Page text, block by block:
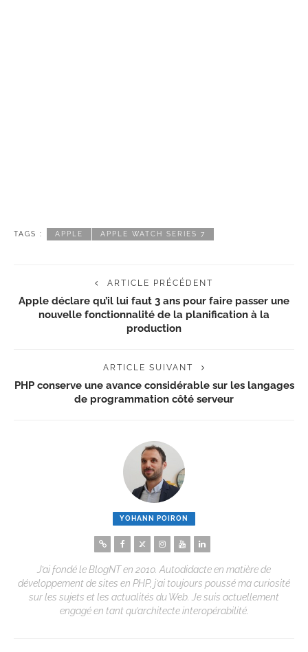
TAGS : APPLE APPLE WATCH SERIES 7
ARTICLE PRÉCÉDENT
Apple déclare qu’il lui faut 3 ans pour faire passer une
nouvelle fonctionnalité de la planification à la
production
ARTICLE SUIVANT
PHP conserve une avance considérable sur les langages
de programmation côté serveur
YOHANN POIRON
J’ai fondé le BlogNT en 2010. Autodidacte en matière de
développement de sites en PHP, j’ai toujours poussé ma curiosité
sur les sujets et les actualités du Web. Je suis actuellement
engagé en tant qu’architecte interopérabilité.